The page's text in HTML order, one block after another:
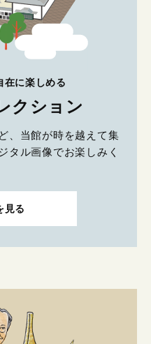
在に楽しめる
クション
、当館が時を越えて集
タル画像でお楽しみく
見る